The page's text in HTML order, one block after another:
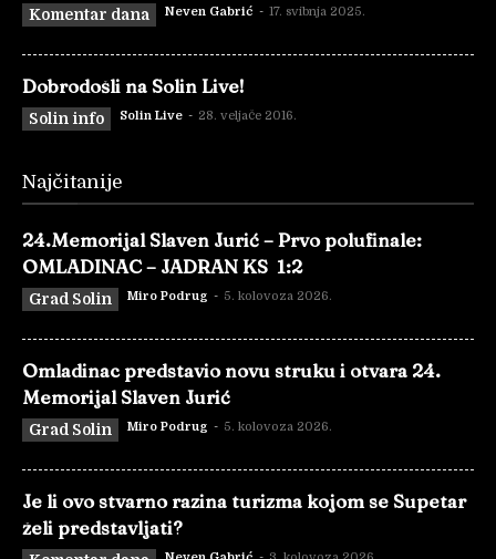
Komentar dana Neven Gabrić - 17. svibnja 2025.
Dobrodošli na Solin Live!
Solin info Solin Live - 28. veljače 2016.
Najčitanije
24.Memorijal Slaven Jurić – Prvo polufinale:
OMLADINAC – JADRAN KS 1:2
Grad Solin Miro Podrug - 5. kolovoza 2026.
Omladinac predstavio novu struku i otvara 24.
Memorijal Slaven Jurić
Grad Solin Miro Podrug - 5. kolovoza 2026.
Je li ovo stvarno razina turizma kojom se Supetar
želi predstavljati?